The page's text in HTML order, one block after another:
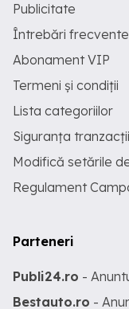
Publicitate
Întrebări frecvente
Abonament VIP
Termeni și condiții
Lista categoriilor
Siguranța
Modifică setările
Regulament
Parteneri
Publi24.ro -
Bestauto.ro -